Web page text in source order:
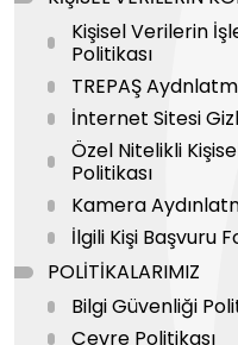
Kişisel Verilerin
Politikası
TREPAŞ
İnternet Sitesi
Özel Nitelikli
Politikası
Kamera
İlgili Kişi Başvuru
POLİTİKALARIMIZ
Bilgi Güvenliği
Çevre Politikası